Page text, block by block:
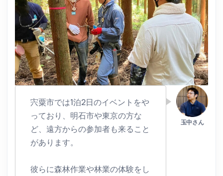
宍粟市では1泊2日のイベントをや
っており、明石市や東京の方な
ど、遠方からの参加者も来ること
があります。
彼らに森林作業や林業の体験をし